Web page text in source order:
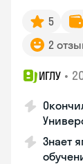
5
2
ИГЛУ •
Знает